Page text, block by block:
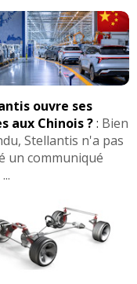
ouvre ses
aux Chinois ?: Bien
Stellantis n'a pas
un communiqué